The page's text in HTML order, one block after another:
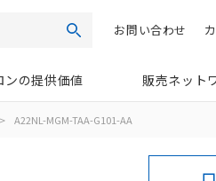
検索お問い合わせ
ンの提供価値 販売ネット
> A22NL-MGM-TAA-G101-AA